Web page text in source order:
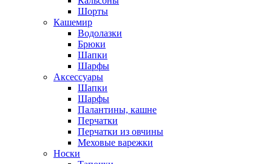
Шорты
Кашемир
Водолазки
Брюки
Шапки
Шарфы
Аксессуары
Шапки
Шарфы
Палантины, кашне
Перчатки
Перчатки из овчины
Меховые варежки
Носки